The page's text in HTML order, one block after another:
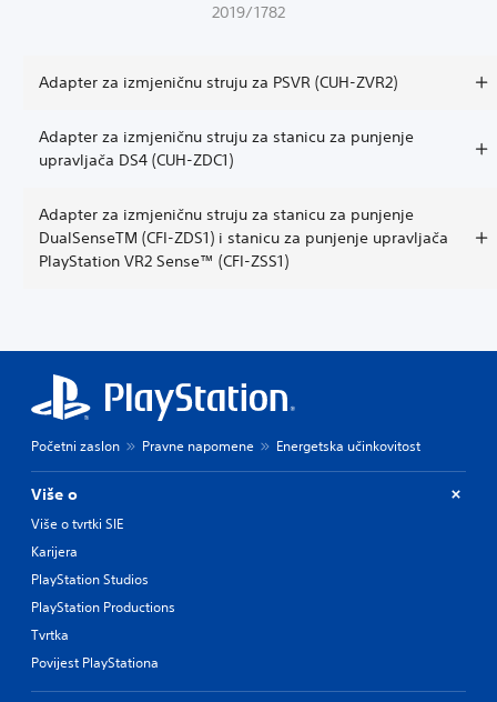
2019/1782
Adapter za izmjeničnu struju za PSVR (CUH-ZVR2)
Adapter za izmjeničnu struju za stanicu za punjenje
upravljača DS4 (CUH-ZDC1)
Adapter za izmjeničnu struju za stanicu za punjenje
DualSenseTM (CFI-ZDS1) i stanicu za punjenje upravljača
PlayStation VR2 Sense™ (CFI-ZSS1)
Početni zaslon Pravne napomene Energetska učinkovitost
Više o
Više o tvrtki SIE
Karijera
PlayStation Studios
PlayStation Productions
Tvrtka
Povijest PlayStationa